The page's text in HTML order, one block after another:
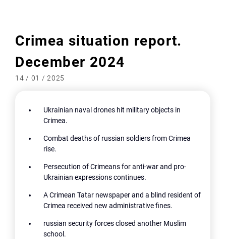
Crimea situation report.
December 2024
14 / 01 / 2025
Ukrainian naval drones hit military objects in
Crimea.
Combat deaths of russian soldiers from Crimea
rise.
Persecution of Crimeans for anti-war and pro-
Ukrainian expressions continues.
A Crimean Tatar newspaper and a blind resident of
Crimea received new administrative fines.
russian security forces closed another Muslim
school.